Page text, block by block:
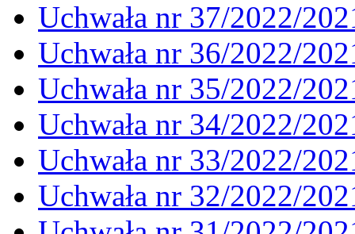
Uchwała nr 37/2022/
Uchwała nr 36/2022/
Uchwała nr 35/2022/
Uchwała nr 34/2022/
Uchwała nr 33/2022/
Uchwała nr 32/2022/